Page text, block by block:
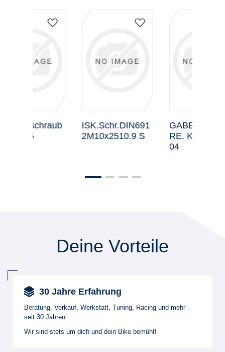
ISK.Schr.DIN691
2M10x2510.9 S
GABELFAUST
RE. KPL. USD48
Deine Vorteile
30 Jahre Erfahrung
Beratung, Verkauf, Werkstatt, Tuning, Racing und mehr -
seit 30 Jahren.
Wir sind stets um dich und dein Bike bemüht!